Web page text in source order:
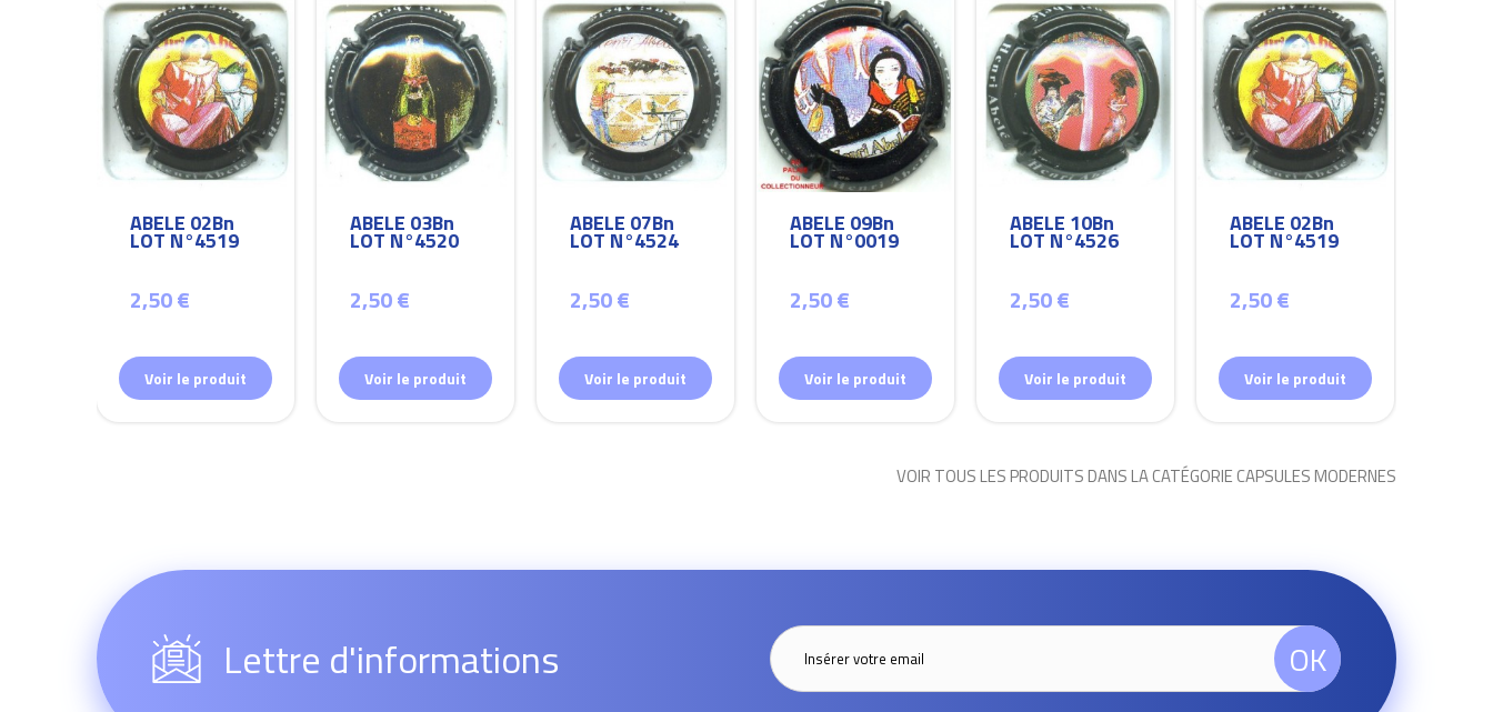
ABELE 02Bn
LOT N°4519
2,50 €
Voir le produit
ABELE 03Bn
LOT N°4520
2,50 €
Voir le produit
ABELE 07Bn
LOT N°4524
2,50 €
Voir le produit
ABELE 09Bn
LOT N°0019
2,50 €
Voir le produit
ABELE 10Bn
LOT N°4526
2,50 €
Voir le produit
ABELE 02Bn
LOT N°4519
2,50 €
Voir le produit
VOIR TOUS LES PRODUITS DANS LA CATÉGORIE CAPSULES MODERNES
Lettre d'informations OK